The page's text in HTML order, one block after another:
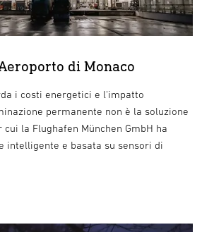
di Monaco
i costi energetici e l'impatto
permanente non è la soluzione
la Flughafen München GmbH ha
intelligente e basata su sensori di